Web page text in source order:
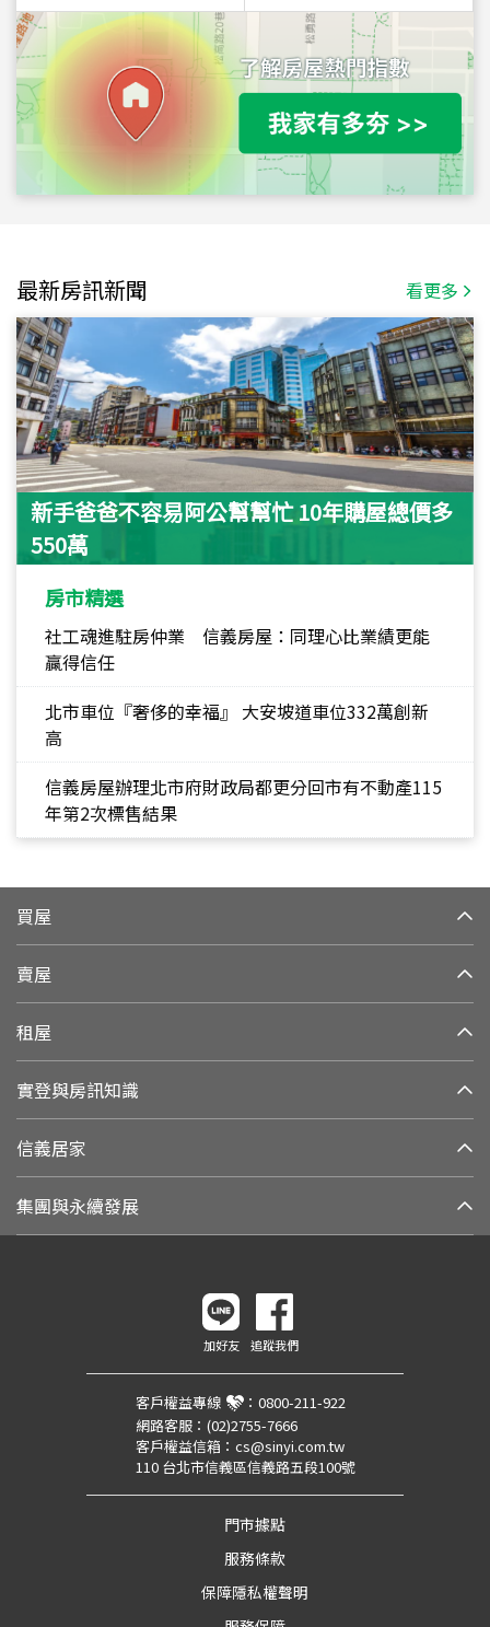
最新房訊新聞 看更多
新手爸爸不容易阿公幫幫忙 10年購屋總價多
550萬
房市精選
社工魂進駐房仲業 信義房屋：同理心比業績更能
贏得信任
北市車位『奢侈的幸福』 大安坡道車位332萬創新
高
信義房屋辦理北市府財政局都更分回市有不動產115
年第2次標售結果
買屋
賣屋
租屋
實登與房訊知識
信義居家
集團與永續發展
加好友 追蹤我們
客戶權益專線 ： 0800-211-922
網路客服： (02)2755-7666
客戶權益信箱： cs@sinyi.com.tw
110 台北市信義區信義路五段100號
門市據點
服務條款
保障隱私權聲明